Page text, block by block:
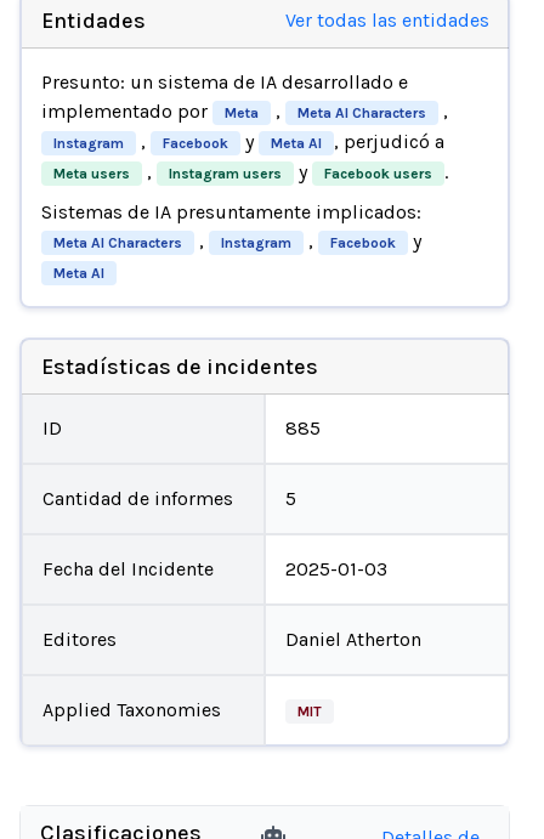
Entidades Ver todas las entidades
Presunto: un sistema de IA desarrollado e
implementado por
Meta , Meta AI Characters ,
Instagram , Facebook y Meta AI , perjudicó a
Meta users , Instagram users y Facebook users
.
Sistemas de IA presuntamente implicados:
Meta AI Characters , Instagram , Facebook y
Meta AI
Estadísticas de incidentes
ID 885
Cantidad de informes 5
Fecha del Incidente 2025-01-03
Editores Daniel Atherton
Applied Taxonomies MIT
Clasificaciones